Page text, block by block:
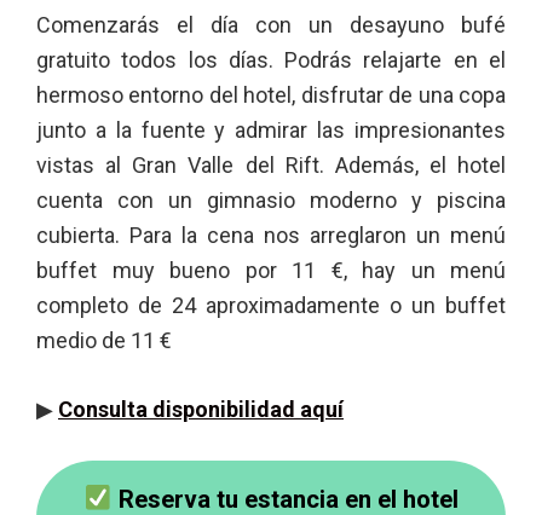
Comenzarás el día con un desayuno bufé
gratuito todos los días. Podrás relajarte en el
hermoso entorno del hotel, disfrutar de una copa
junto a la fuente y admirar las impresionantes
vistas al Gran Valle del Rift. Además, el hotel
cuenta con un gimnasio moderno y piscina
cubierta. Para la cena nos arreglaron un menú
buffet muy bueno por 11 €, hay un menú
completo de 24 aproximadamente o un buffet
medio de 11 €
▶ Consulta disponibilidad aquí
Reserva tu estancia en el hotel